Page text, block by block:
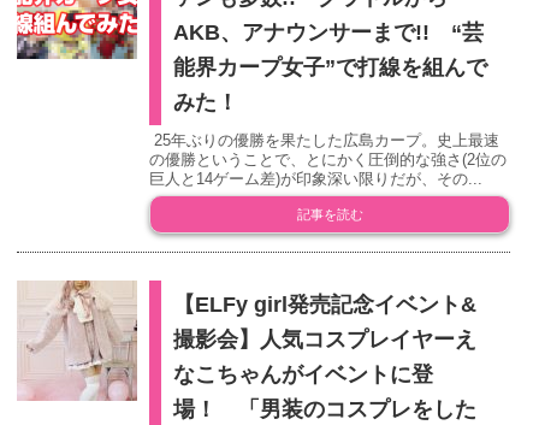
AKB、アナウンサーまで!! “芸
能界カープ女子”で打線を組んで
みた！
25年ぶりの優勝を果たした広島カープ。史上最速
の優勝ということで、とにかく圧倒的な強さ(2位の
巨人と14ゲーム差)が印象深い限りだが、その...
記事を読む
【ELFy girl発売記念イベント&
撮影会】人気コスプレイヤーえ
なこちゃんがイベントに登
場！ 「男装のコスプレをした